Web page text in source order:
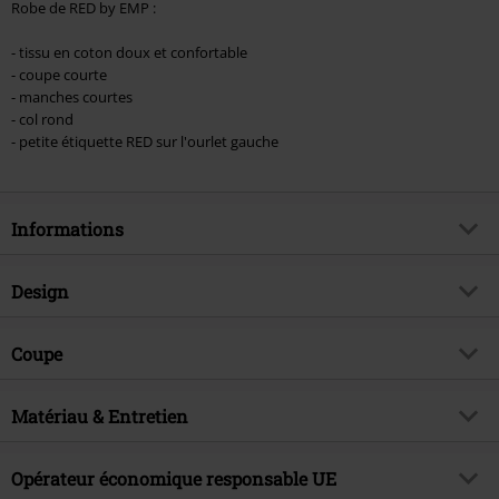
Robe de RED by EMP :
- tissu en coton doux et confortable
- coupe courte
- manches courtes
- col rond
- petite étiquette RED sur l'ourlet gauche
Informations
Article n°.
Brand
Thématiques
Collection
Femme
Design
Catégorie de produit
Motif
Encolure
Col rond
Coupe
Longueur du vêtement
Matériau & Entretien
Matière extérieure
95% Coton, 5% Élasthanne
Opérateur économique responsable UE